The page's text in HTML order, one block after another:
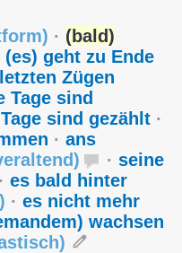
) · (bald)
(es) geht zu Ende
Zügen
Tage sind
sind gezählt ·
· ans
) · seine
· es bald hinter
) · es nicht mehr
wachsen
)